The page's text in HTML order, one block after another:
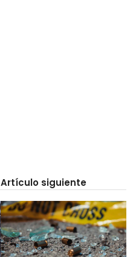
Artículo siguiente